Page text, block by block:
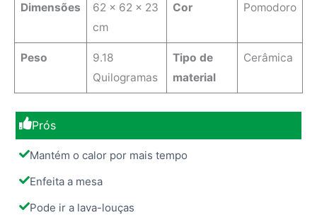
Dimensões
‎62 x 62 x 23
cm
Cor Pomodoro
Peso
9.18
Quilogramas
Tipo de
material
Cerâmica
Prós
Mantém o calor por mais tempo
Enfeita a mesa
Pode ir a lava-louças